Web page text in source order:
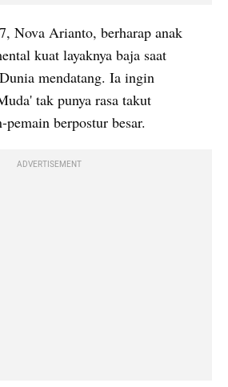
Nova Arianto, berharap anak
kuat layaknya baja saat
mendatang. Ia ingin
tak punya rasa takut
berpostur besar.
ADVERTISEMENT